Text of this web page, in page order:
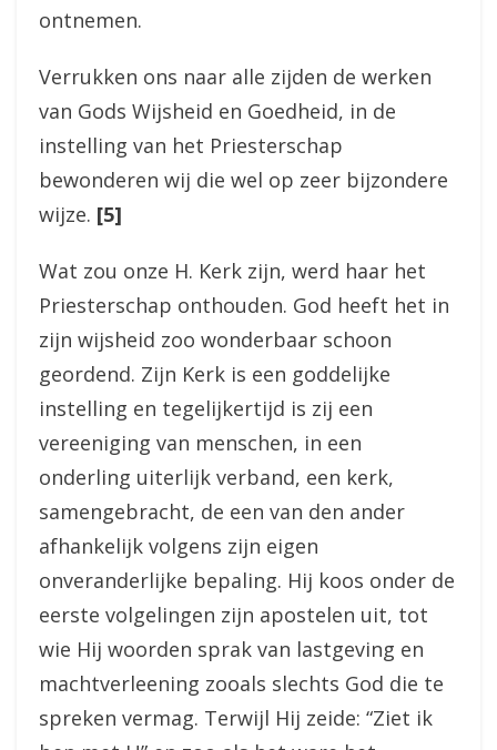
ontnemen.
Verrukken ons naar alle zijden de werken
van Gods Wijsheid en Goedheid, in de
instelling van het Priesterschap
bewonderen wij die wel op zeer bijzondere
wijze. [5]
Wat zou onze H. Kerk zijn, werd haar het
Priesterschap onthouden. God heeft het in
zijn wijsheid zoo wonderbaar schoon
geordend. Zijn Kerk is een goddelijke
instelling en tegelijkertijd is zij een
vereeniging van menschen, in een
onderling uiterlijk verband, een kerk,
samengebracht, de een van den ander
afhankelijk volgens zijn eigen
onveranderlijke bepaling. Hij koos onder de
eerste volgelingen zijn apostelen uit, tot
wie Hij woorden sprak van lastgeving en
machtverleening zooals slechts God die te
spreken vermag. Terwijl Hij zeide: “Ziet ik